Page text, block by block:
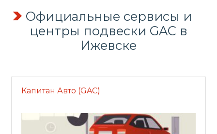
Официальные сервисы и
центры подвески GAC в
Ижевске
Капитан Авто (GAC)